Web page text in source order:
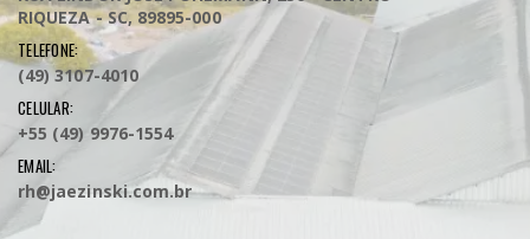
RIQUEZA - SC, 89895-000
TELEFONE:
(49) 3107-4010
CELULAR:
+55 (49) 9976-1554
EMAIL:
rh@jaezinski.com.br